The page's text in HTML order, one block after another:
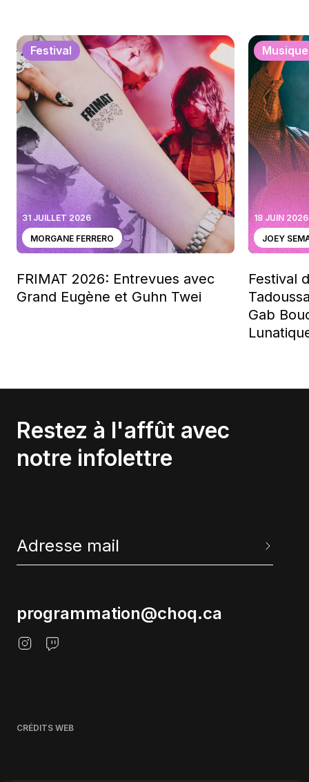
Festival
31 JUILLET 2026
MORGANE FERRERO
FRIMAT 2026: Entrevues avec
Grand Eugène et Guhn Twei
Musique
18 JUIN 2026
JOEY
Festival
Gab
Restez à l'affût avec
notre infolettre
programmation@choq.ca
CRÉDITS WEB